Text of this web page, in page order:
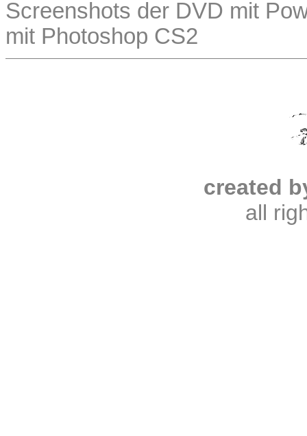
Screenshots der DVD mit
mit Photoshop CS2
created
all